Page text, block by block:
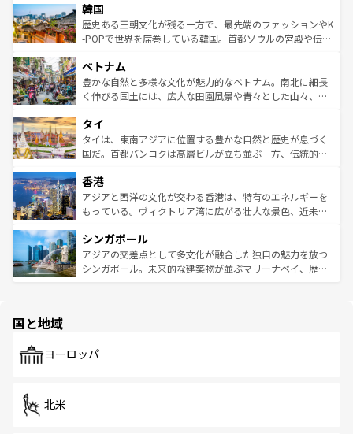
ワイを、存分に味わってほしい。 なお、新着のハワイ情報
はコンテンツ一覧を参照してほしい。
いる。アクティビティも充実しており、サーフィンやダイ
ビング、ハイキングなど、アウトドア好きにはたまらな
い。オーストラリアの多彩な魅力を存分に味わいつくそ
参照してほしい。
ン）、静ひつな山岳地帯である台湾東部など、都市の喧騒
と山間の静けさが共存しており、訪れる人に新しい発見と
驚きをもたらしてくれる。また、奥深い台湾の食文化も魅
容にもいいと評判のスイーツなど、バラエティ豊かな料理
が味わえる。 なお、新着の台湾情報は コンテンツ一覧を参
照してほしい。
韓国
歴史ある王朝文化が残る一方で、最先端のファッションやK
-POPで世界を席巻している韓国。首都ソウルの宮殿や伝統
き、地方に足を延ばせば四季折々の自然美を楽しむことが
できる。そして、キムチや焼肉、絶品のストリートフード
まで、さまざまな韓国料理が待っている。夜には、韓国な
リティに包まれながら、韓国の多彩な魅力を心ゆくまで味
わってみてほしい。 なお、新着の韓国情報はコンテンツ一
覧を参照してほしい。
ベトナム
豊かな自然と多様な文化が魅力的なベトナム。南北に細長
く伸びる国土には、広大な田園風景や青々とした山々、世
急速な発展と共に伝統が息づく。ハノイの古い町並みやホ
ーチミン市のフランス統治時代の建物も、独特の雰囲気を
醸し出している。また、バラエティの豊かさとおいしさで
とつ。フォーやバインミー、ベトナムコーヒーなどは、ぜ
ひ現地で味わいたい。どの地域を訪れてもあたたかい人々
が旅行者を迎えてくれるので、きっと忘れられない旅にな
参照してほしい。
タイ
タイは、東南アジアに位置する豊かな自然と歴史が息づく
国だ。首都バンコクは高層ビルが立ち並ぶ一方、伝統的な
の活気が交差している。北部ではチェンマイなどの山岳地
帯で自然と触れ合い、南部ではプーケットやクラビの美し
いビーチでリゾート気分を楽しむことができる。タイ料理
激する。気候は一年中温暖で、どの季節にも異なる楽しみ
が待っている。親しみやすいタイの人々、仏教を中心とし
た文化、そして多様な観光資源が、訪れる旅人を魅了し続
香港
アジアと西洋の文化が交わる香港は、特有のエネルギーを
もっている。ヴィクトリア湾に広がる壮大な景色、近未来
み、どこを訪れても感動するはず。観光スポットが密集し
ており、効率よく見どころを回れるのも魅力。息をのむよ
うな絶景から文化的な体験まで、香港を存分に楽しみ尽く
シンガポール
アジアの交差点として多文化が融合した独自の魅力を放つ
シンガポール。未来的な建築物が並ぶマリーナベイ、歴史
で、ホーカーズは地元の風情を楽しめる外せないスポット
国と地域
ヨーロッパ
北米